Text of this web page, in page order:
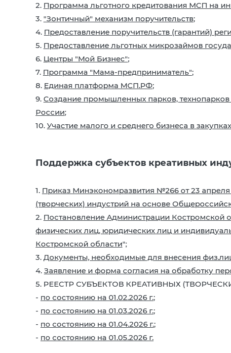
2. Программа льготного кредитования МСП на
3. "Зонтичный" механизм поручительств;
4. Предоставление поручительств (гарантий)
5. Предоставление льготных микрозаймов
6. Центры "Мой Бизнес";
7. Программа "Мама-предприниматель";
8. Единая платформа МСП.РФ;
9. Создание промышленных парков,
России;
10. Участие малого и среднего бизнеса в
Поддержка субъектов креативных
1. Приказ Минэкономразвития №266 от 23
(творческих) индустрий на основе
2. Постановление Администрации Костромской
физических лиц, юридических лиц и
Костромской области";
3. Документы, необходимые для внесения
4. Заявление и форма согласия на обработку
5. РЕЕСТР СУБЪЕКТОВ КРЕАТИВНЫХ
- по состоянию на 01.02.2026 г.;
- по состоянию на 01.03.2026 г.;
- по состоянию на 01.04.2026 г.;
- по состоянию на 01.05.2026 г.